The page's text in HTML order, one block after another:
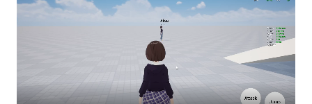
this serverFollow(player.userId);
                console.
log `无法找到目标，跟随失败`